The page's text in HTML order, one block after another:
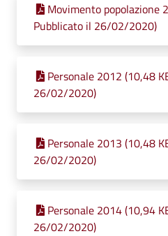
Movimento popolazione
Pubblicato il 26/02/2020)
Personale 2012 (10,48
26/02/2020)
Personale 2013 (10,48
26/02/2020)
Personale 2014 (10,94
26/02/2020)